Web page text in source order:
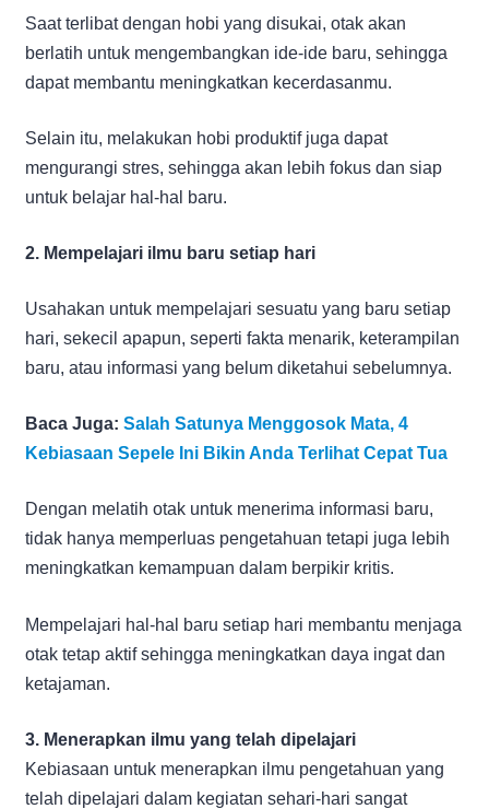
Saat terlibat dengan hobi yang disukai, otak akan
berlatih untuk mengembangkan ide-ide baru, sehingga
dapat membantu meningkatkan kecerdasanmu.
Selain itu, melakukan hobi produktif juga dapat
mengurangi stres, sehingga akan lebih fokus dan siap
untuk belajar hal-hal baru.
2. Mempelajari ilmu baru setiap hari
Usahakan untuk mempelajari sesuatu yang baru setiap
hari, sekecil apapun, seperti fakta menarik, keterampilan
baru, atau informasi yang belum diketahui sebelumnya.
Baca Juga: Salah Satunya Menggosok Mata, 4
Kebiasaan Sepele Ini Bikin Anda Terlihat Cepat Tua
Dengan melatih otak untuk menerima informasi baru,
tidak hanya memperluas pengetahuan tetapi juga lebih
meningkatkan kemampuan dalam berpikir kritis.
Mempelajari hal-hal baru setiap hari membantu menjaga
otak tetap aktif sehingga meningkatkan daya ingat dan
ketajaman.
3. Menerapkan ilmu yang telah dipelajari
Kebiasaan untuk menerapkan ilmu pengetahuan yang
telah dipelajari dalam kegiatan sehari-hari sangat